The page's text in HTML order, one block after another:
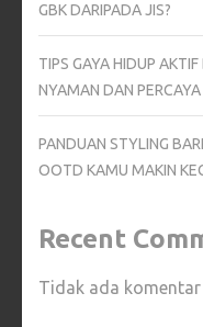
GBK DARIPADA JIS?
TIPS GAYA HIDUP
NYAMAN DAN
PANDUAN STYLING
OOTD KAMU MAKIN
Recent
Tidak ada